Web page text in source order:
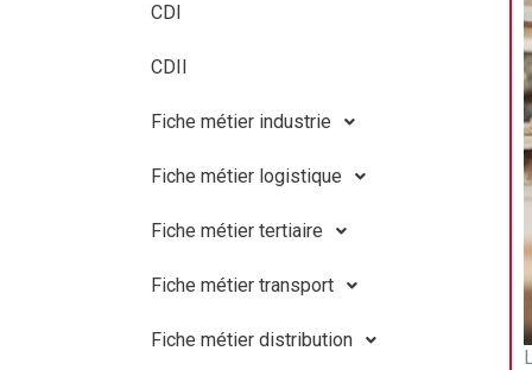
CDI
CDII
Fiche métier industrie
Fiche métier logistique
Fiche métier tertiaire
Fiche métier transport
Fiche métier distribution